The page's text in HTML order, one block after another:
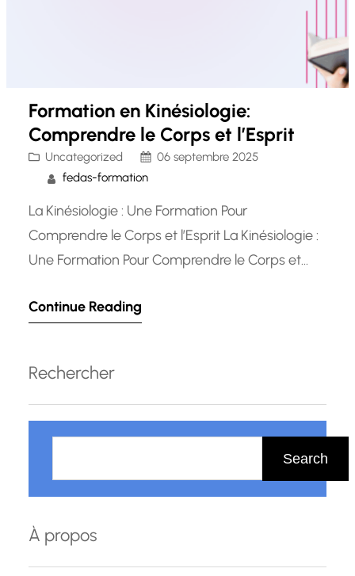
Formation en Kinésiologie:
Comprendre le Corps et l’Esprit
Uncategorized
06 septembre 2025
fedas-formation
La Kinésiologie : Une Formation Pour
Comprendre le Corps et l’Esprit La Kinésiologie :
Une Formation Pour Comprendre le Corps et
fascinante qui combine les principes de la
être physique, émotionnel et mental. En tant
que méthode holistique,…
Continue Reading
Rechercher
h
r
c
Search
À propos